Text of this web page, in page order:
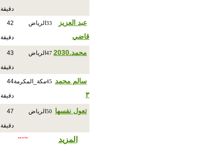
دقيقة
عبد العزيز
قاضي
33 الرياض 42
دقيقة
محمد.2030 47 الرياض 43
دقيقة
سالم محمد
٣
45مكة_المكرمة44
دقيقة
تعول نفسها 50 الرياض 47
دقيقة
المزيد